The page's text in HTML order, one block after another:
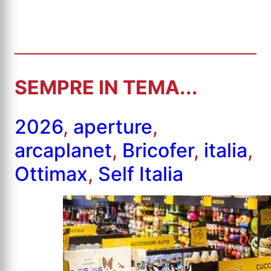
SEMPRE IN TEMA...
2026, aperture,
arcaplanet, Bricofer, italia,
Ottimax, Self Italia